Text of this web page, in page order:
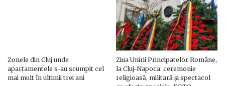
Zonele din Cluj unde
apartamentele s-au scumpit cel
mai mult în ultimii trei ani
Ziua Unirii Principatelor Române,
la Cluj-Napoca: ceremonie
religioasă, militară și spectacol